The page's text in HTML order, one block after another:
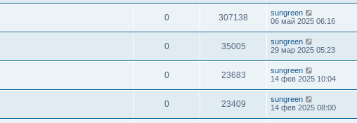
0 307138
sungreen
06 май 2025 06:16
0 35005
sungreen
29 мар 2025 05:23
0 23683
sungreen
14 фев 2025 10:04
0 23409
sungreen
14 фев 2025 08:00